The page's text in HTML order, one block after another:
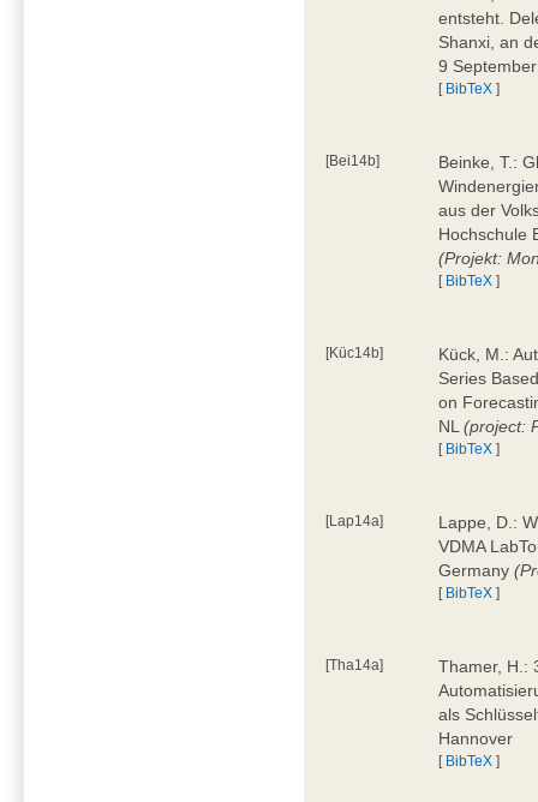
entsteht.
Shanxi, an
9
[ BibTeX ]
[Bei14b]
Beinke, T.:
aus der
Hochschule
(Projekt:
[ BibTeX ]
[Küc14b]
Kück, M.:
Series
on
NL(project:
[ BibTeX ]
[Lap14a]
Lappe, D.:
VDMA
Germany
[ BibTeX ]
[Tha14a]
Thamer, H.:
als
Hannover
[ BibTeX ]